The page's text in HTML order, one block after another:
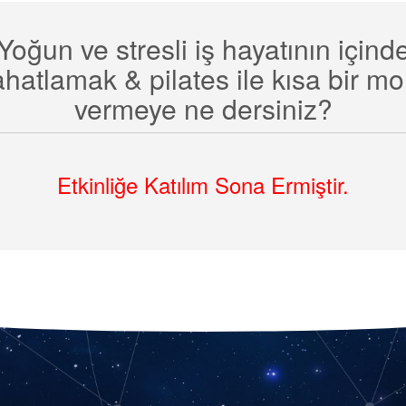
ve stresli iş hayatının
& pilates ile kısa bir
vermeye ne dersiniz?
Etkinliğe Katılım Sona Ermiştir.